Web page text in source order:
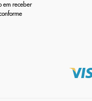
em receber